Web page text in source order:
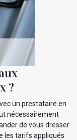
?
un prestataire en
nécessairement
de vous dresser
les tarifs appliqués